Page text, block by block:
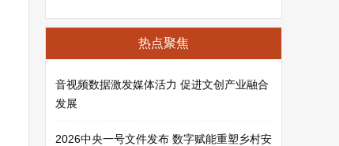
热点聚焦
音视频数据激发媒体活力 促进文创产业融合
发展
2026中央一号文件发布 数字赋能重塑乡村安